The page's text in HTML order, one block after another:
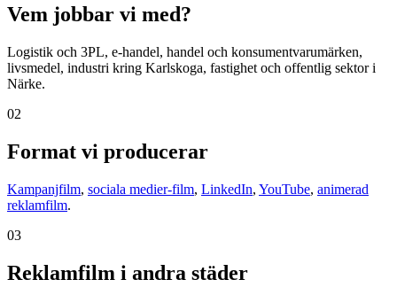
Vem jobbar vi med?
Logistik och 3PL, e-handel, handel och konsumentvarumärken,
livsmedel, industri kring Karlskoga, fastighet och offentlig sektor i
Närke.
02
Format vi producerar
Kampanjfilm, sociala medier-film, LinkedIn, YouTube, animerad
reklamfilm.
03
Reklamfilm i andra städer